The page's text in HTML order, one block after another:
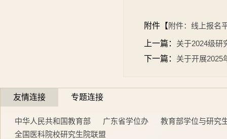
附件【附件：线上报名
上一篇： 关于2024级研
下一篇： 关于开展2025
友情连接 专题连接
中华人民共和国教育部 广东省学位办
教育部学位与研究
全国医科院校研究生院联盟